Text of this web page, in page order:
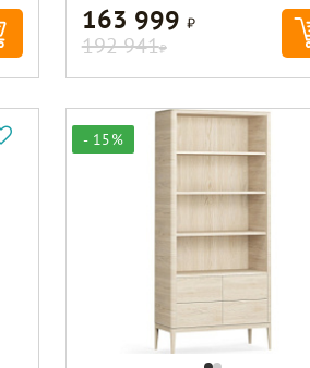
163 999 Р
192 941Р
- 15%